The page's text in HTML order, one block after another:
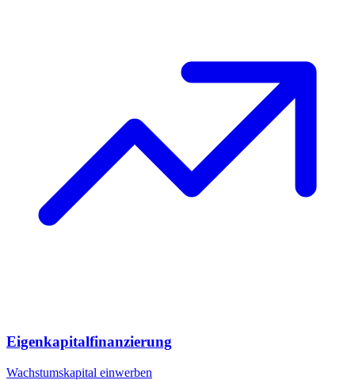
Eigenkapitalfinanzierung
Wachstumskapital einwerben